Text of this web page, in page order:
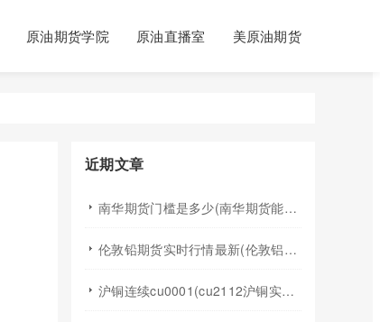
原油期货学院 原油直播室 美原油期货
近期文章
南华期货门槛是多少(南华期货能做国际期货吗)
伦敦铅期货实时行情最新(伦敦铝锡期货实时行情)
沪铜连续cu0001(cu2112沪铜实时行情)